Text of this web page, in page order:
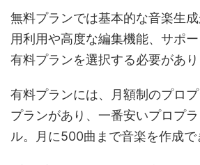
無料プランでは基本的な音楽生
用利用や高度な編集機能、サポ
有料プランを選択する必要があり
有料プランには、月額制のプロ
プランがあり、一番安いプロプ
ル。月に500曲まで音楽を作成で